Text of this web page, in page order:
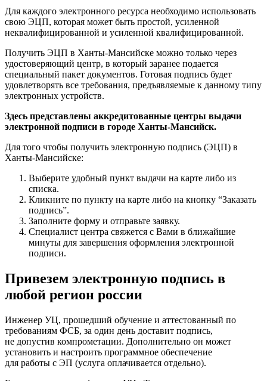
Для каждого электронного ресурса необходимо использовать
свою ЭЦП, которая может быть простой, усиленной
неквалифицированной и усиленной квалифицированной.
Получить ЭЦП в Ханты-Мансийске можно только через
удостоверяющий центр, в который заранее подается
специальный пакет документов. Готовая подпись будет
удовлетворять все требования, предъявляемые к данному типу
электронных устройств.
Здесь представлены аккредитованные центры выдачи
электронной подписи в городе Ханты-Мансийск.
Для того чтобы получить электронную подпись (ЭЦП) в
Ханты-Мансийске:
Выберите удобный пункт выдачи на карте либо из
списка.
Кликните по пункту на карте либо на кнопку “Заказать
подпись”.
Заполните форму и отправьте заявку.
Специалист центра свяжется с Вами в ближайшие
минуты для завершения оформления электронной
подписи.
Привезем электронную подпись в
любой регион россии
Инженер УЦ, прошедший обучение и аттестованный по
требованиям ФСБ, за один день доставит подпись,
не допустив компрометации. Дополнительно он может
установить и настроить программное обеспечение
для работы с ЭП (услуга оплачивается отдельно).